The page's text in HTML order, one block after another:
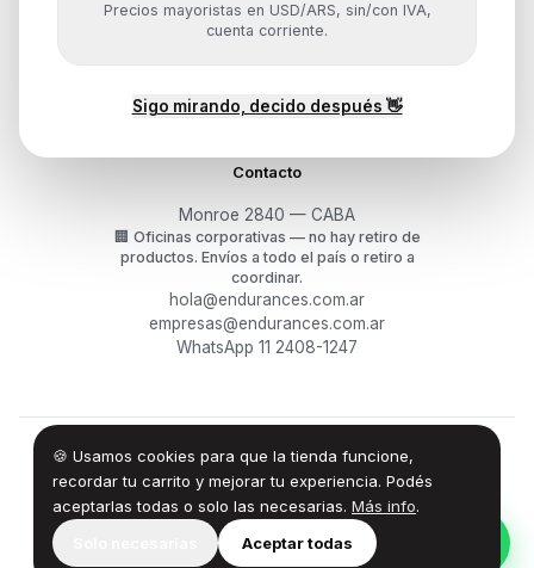
Precios mayoristas en USD/ARS, sin/con IVA,
cuenta corriente.
Sigo mirando, decido después 👋
🍪 Usamos cookies para que la tienda funcione,
recordar tu carrito y mejorar tu experiencia. Podés
aceptarlas todas o solo las necesarias. Más info.
Aceptar todas
Mis pedidos
¿Cómo querés comprar?
Contacto
Monroe 2840 — CABA
🏢 Oficinas corporativas — no hay retiro de
productos. Envíos a todo el país o retiro a
coordinar.
hola@endurances.com.ar
empresas@endurances.com.ar
WhatsApp 11 2408-1247
© 2026Endurances Technology SA · CUIT 30-71861942-0
Términos·Privacidad ·Devoluciones
100% Design by — Endurances IT